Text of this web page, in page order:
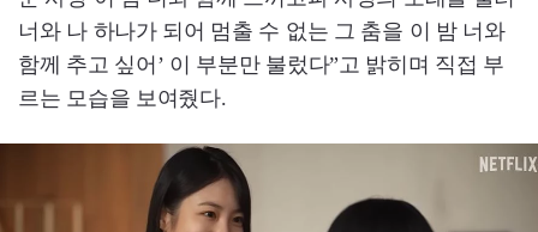
너와 나 하나가 되어 멈출 수 없는 그 춤을 이 밤 너와
함께 추고 싶어’ 이 부분만 불렀다”고 밝히며 직접 부
르는 모습을 보여줬다.